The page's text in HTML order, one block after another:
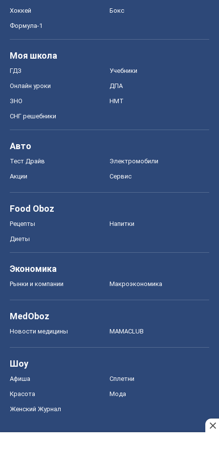
Хоккей Бокс
Формула-1
Моя школа
ГДЗ Учебники
Онлайн уроки ДПА
ЗНО НМТ
СНГ решебники
Авто
Тест Драйв Электромобили
Акции Сервис
Food Oboz
Рецепты Напитки
Диеты
Экономика
Рынки и компании Mакроэкономика
MedOboz
Новости медицины MAMACLUB
Шоу
Афиша Сплетни
Красота Мода
Женский Журнал